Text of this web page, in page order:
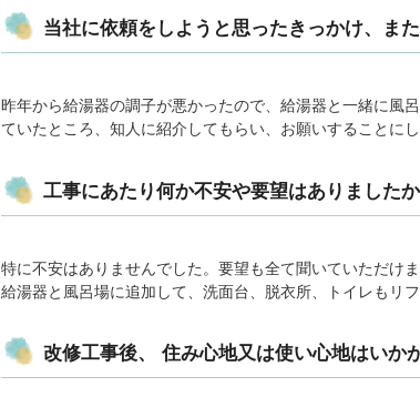
当社に依頼をしようと思ったきっかけ、ま
昨年から給湯器の調子が悪かったので、給湯器と一緒に風
ていたところ、知人に紹介してもらい、お願いすることにし
工事にあたり何か不安や要望はありました
特に不安はありませんでした。要望も全て聞いていただけま
給湯器と風呂場に追加して、洗面台、脱衣所、トイレもリ
改修工事後、 住み心地又は使い心地はいか